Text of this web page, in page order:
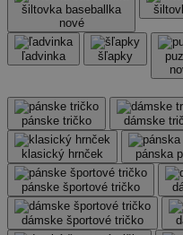
šiltovka baseballka
nové
ľadvinka šľapky
pánske tričko dámske
klasický hrnček pánska
pánske športové tričko
dámske športové tričko